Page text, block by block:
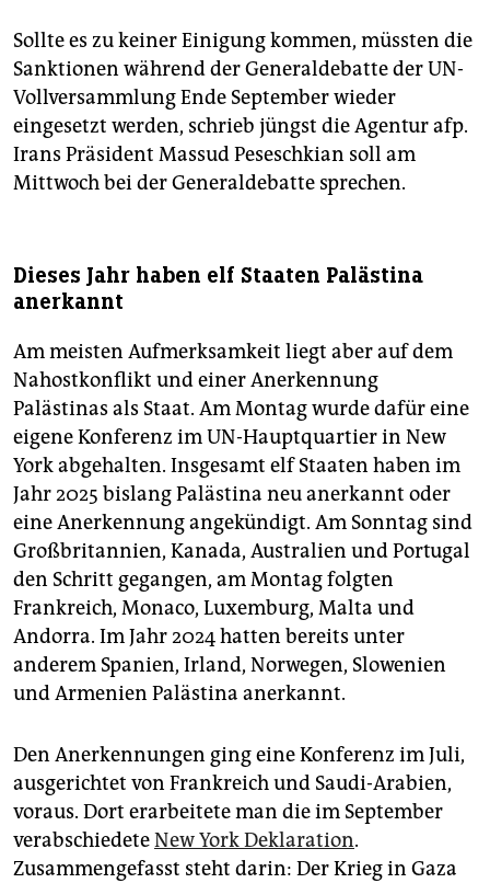
Sollte es zu keiner Einigung kommen, müssten die
Sanktionen während der Generaldebatte der UN-
Vollversammlung Ende September wieder
eingesetzt werden, schrieb jüngst die Agentur afp.
Irans Präsident Massud Peseschkian soll am
Mittwoch bei der Generaldebatte sprechen.
Dieses Jahr haben elf Staaten Palästina
anerkannt
Am meisten Aufmerksamkeit liegt aber auf dem
Nahostkonflikt und einer Anerkennung
Palästinas als Staat. Am Montag wurde dafür eine
eigene Konferenz im UN-Hauptquartier in New
York abgehalten. Insgesamt elf Staaten haben im
Jahr 2025 bislang Palästina neu anerkannt oder
eine Anerkennung angekündigt. Am Sonntag sind
Großbritannien, Kanada, Australien und Portugal
den Schritt gegangen, am Montag folgten
Frankreich, Monaco, Luxemburg, Malta und
Andorra. Im Jahr 2024 hatten bereits unter
anderem Spanien, Irland, Norwegen, Slowenien
und Armenien Palästina anerkannt.
Den Anerkennungen ging eine Konferenz im Juli,
ausgerichtet von Frankreich und Saudi-Arabien,
voraus. Dort erarbeitete man die im September
verabschiedeteNew York Deklaration.
Zusammengefasst steht darin: Der Krieg in Gaza